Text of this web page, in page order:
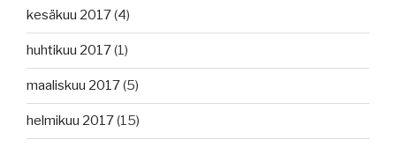
kesäkuu 2017(4)
huhtikuu 2017(1)
maaliskuu 2017(5)
helmikuu 2017(15)